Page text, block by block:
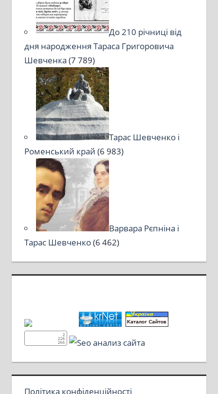
До 210 річниці від
дня народження Тараса Григоровича
Шевченка (7 789)
Тарас Шевченко і
Роменський край (6 983)
Варвара Рєпніна і
Тарас Шевченко(6 462)
Політика конфіденційності